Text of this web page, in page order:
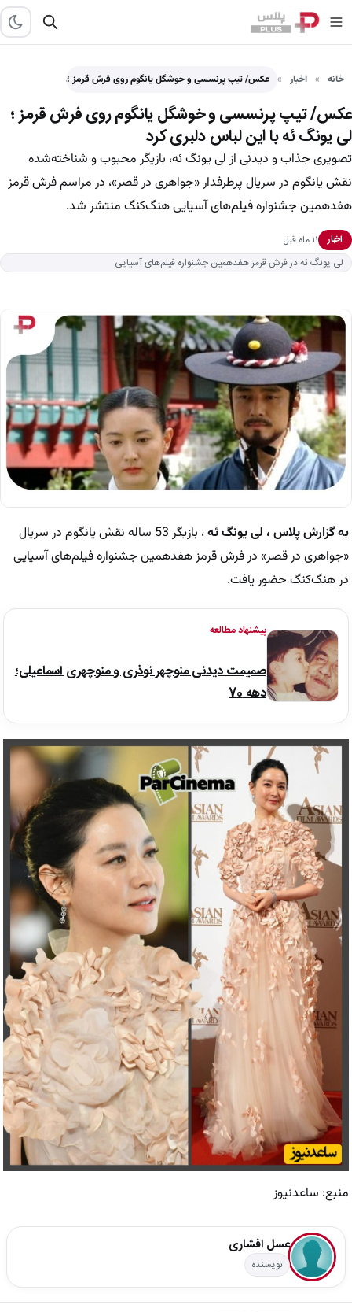
خانه اخبار عکس/ تیپ پرنسسی و خوشگل یانگوم روی فرش قرمز ؛…
عکس/ تیپ پرنسسی و خوشگل یانگوم روی فرش قرمز ؛
لی یونگ ئه با این لباس دلبری کرد
تصویری جذاب و دیدنی از لی یونگ ئه، بازیگر محبوب و شناخته‌شده
نقش یانگوم در سریال پرطرفدار «جواهری در قصر»، در مراسم فرش قرمز
هفدهمین جشنواره فیلم‌های آسیایی هنگ‌کنگ منتشر شد.
اخبار
۱۱ ماه قبل
لی یونگ ئه در فرش قرمز هفدهمین جشنواره فیلم‌های آسیایی
به گزارش پلاس ، لی یونگ ئه
، بازیگر 53 ساله نقش یانگوم در سریال
«جواهری در قصر» در فرش قرمز هفدهمین جشنواره فیلم‌های آسیایی
در هنگ‌کنگ حضور یافت.
پیشنهاد مطالعه
صمیمت دیدنی منوچهر نوذری و منوچهری اسماعیلی؛
دهه 70
منبع: ساعدنیوز
عسل افشاری
نویسنده